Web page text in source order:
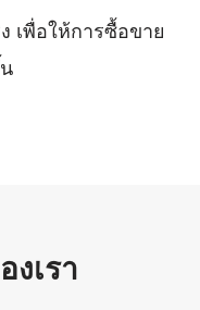
เพื่อให้การซื้อขาย
งเรา